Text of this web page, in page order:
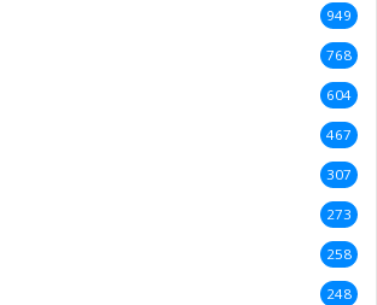
949
768
604
467
307
273
258
248